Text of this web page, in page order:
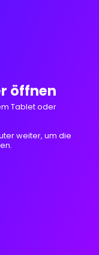
öffnen
Tablet oder
weiter, um die